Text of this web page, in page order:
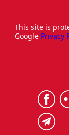
This site is
Google Privacy